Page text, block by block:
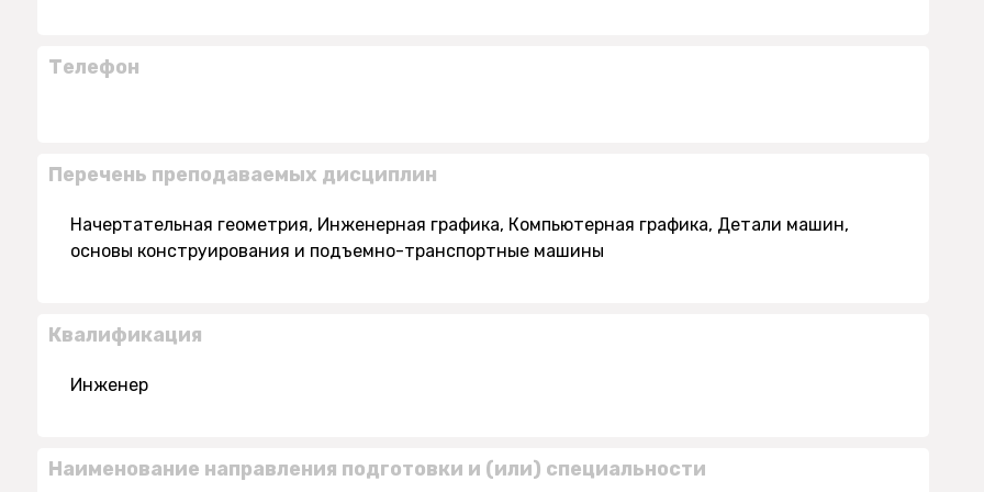
Телефон
Перечень преподаваемых дисциплин
Начертательная геометрия, Инженерная графика, Компьютерная графика, Детали машин,
основы конструирования и подъемно-транспортные машины
Квалификация
Инженер
Наименование направления подготовки и (или) специальности